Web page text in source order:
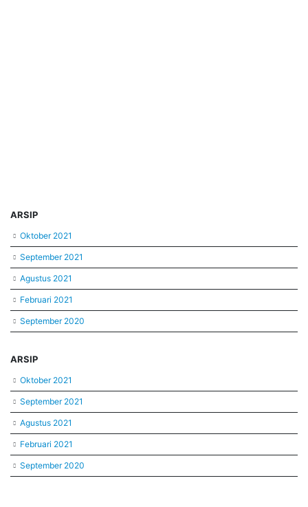
ARSIP
Oktober 2021
September 2021
Agustus 2021
Februari 2021
September 2020
ARSIP
Oktober 2021
September 2021
Agustus 2021
Februari 2021
September 2020